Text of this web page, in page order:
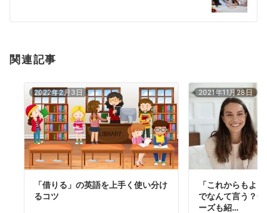
ン
関連記事
2022年2月3日
「借りる」の英語を上手く使い分け
るコツ
2021年11月28日
「これからもよ
でなんて言う？
ーズも紹…